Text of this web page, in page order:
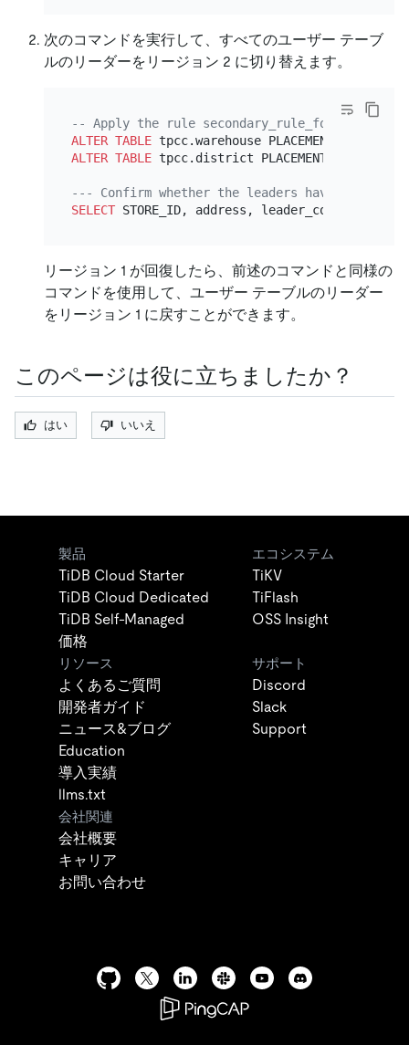
次のコマンドを実行して、すべてのユーザー テーブ
ルのリーダーをリージョン 2 に切り替えます。
-- Apply the rule secondary_rule_for_region2
ALTER TABLE tpcc.warehouse PLACEMENT POLICY
ALTER TABLE tpcc.district PLACEMENT POLICY
--- Confirm whether the leaders have been
SELECT STORE_ID, address, leader_count, label
リージョン 1 が回復したら、前述のコマンドと同様の
コマンドを使用して、ユーザー テーブルのリーダー
をリージョン 1 に戻すことができます。
このページは役に立ちましたか？
はい いいえ
製品
TiDB Cloud Starter
TiDB Cloud Dedicated
TiDB Self-Managed
価格
エコシステム
TiKV
TiFlash
OSS Insight
リソース
よくあるご質問
開発者ガイド
ニュース&ブログ
Education
導入実績
llms.txt
サポート
Discord
Slack
Support
会社関連
会社概要
キャリア
お問い合わせ